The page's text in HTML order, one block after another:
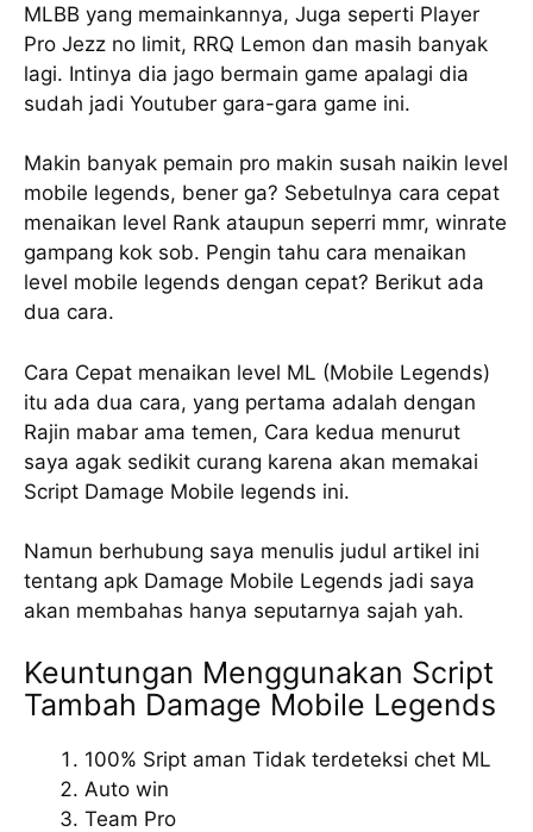
MLBB yang memainkannya, Juga seperti Player
Pro Jezz no limit, RRQ Lemon dan masih banyak
lagi. Intinya dia jago bermain game apalagi dia
sudah jadi Youtuber gara-gara game ini.
Makin banyak pemain pro makin susah naikin level
mobile legends, bener ga? Sebetulnya cara cepat
menaikan level Rank ataupun seperri mmr, winrate
gampang kok sob. Pengin tahu cara menaikan
level mobile legends dengan cepat? Berikut ada
dua cara.
Cara Cepat menaikan level ML (Mobile Legends)
itu ada dua cara, yang pertama adalah dengan
Rajin mabar ama temen, Cara kedua menurut
saya agak sedikit curang karena akan memakai
Script Damage Mobile legends ini.
Namun berhubung saya menulis judul artikel ini
tentang apk Damage Mobile Legends jadi saya
akan membahas hanya seputarnya sajah yah.
Keuntungan Menggunakan Script
Tambah Damage Mobile Legends
100% Sript aman Tidak terdeteksi chet ML
Auto win
Team Pro